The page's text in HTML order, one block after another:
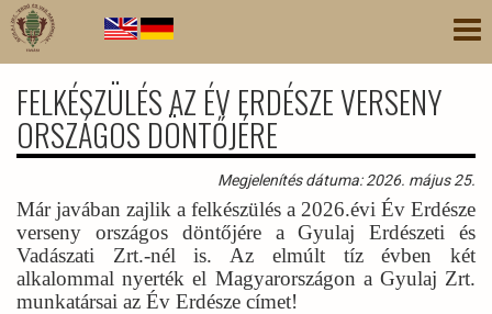
Ugrás
tartalomra
FELKÉSZÜLÉS AZ ÉV ERDÉSZE VERSENY
ORSZÁGOS DÖNTŐJÉRE
Megjelenítés dátuma: 2026. május 25.
Már javában zajlik a felkészülés a 2026.évi Év Erdésze
verseny országos döntőjére a Gyulaj Erdészeti és
Vadászati Zrt.-nél is. Az elmúlt tíz évben két
alkalommal nyerték el Magyarországon a Gyulaj Zrt.
munkatársai az Év Erdésze címet!